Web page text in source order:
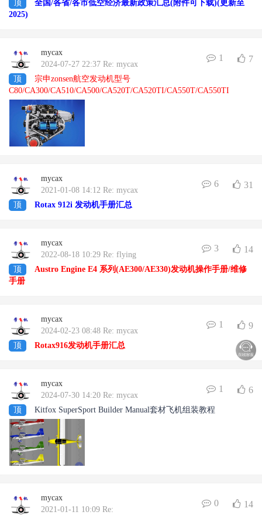
顶
全国/各省/各市低空经济最新政策汇总(附件可下载)(更新至
2025)
mycax
2024-07-27 22:37 Re: mycax
1 7
顶
宗申zonsen航空发动机型号
C80/CA300/CA510/CA500/CA520T/CA520TI/CA550T/CA550TI
mycax
2021-01-08 14:12 Re: mycax
6 31
顶 Rotax 912i 发动机手册汇总
mycax
2022-08-18 10:29 Re: flying
3 14
顶
Austro Engine E4 系列(AE300/AE330)发动机操作手册/维修
手册
mycax
2024-02-23 08:48 Re: mycax
1 9
顶 Rotax916发动机手册汇总
mycax
2024-07-30 14:20 Re: mycax
1 6
顶 Kitfox SuperSport Builder Manual套材飞机组装教程
mycax
2021-01-11 10:09 Re:
0 14